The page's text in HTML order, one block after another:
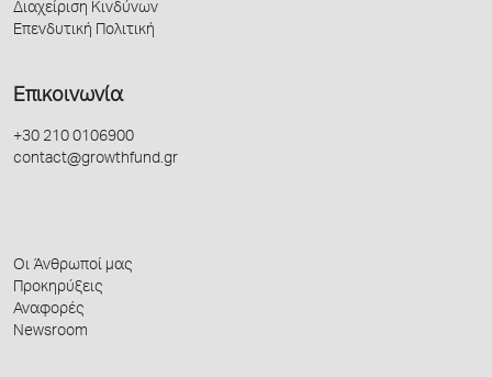
Διαχείριση Κινδύνων
Επενδυτική Πολιτική
Επικοινωνία
+30 210 0106900
contact@growthfund.gr
Οι Άνθρωποί μας
Προκηρύξεις
Αναφορές
Newsroom